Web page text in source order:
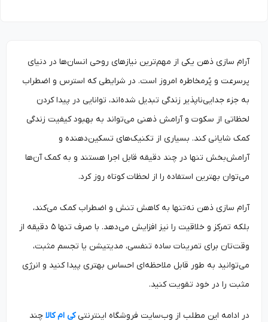
آرام‌ سازی ذهن یکی از مهم‌ترین نیازهای روحی انسان‌ها در دنیای
پرسرعت و پُرمخاطره امروز است. در شرایطی که استرس و اضطراب
به جزء جدایی‌ناپذیر زندگی تبدیل شده‌اند، توانایی در پیدا کردن
لحظاتی از سکوت و آرامش ذهنی می‌تواند به بهبود کیفیت زندگی
کمک شایانی کند. بسیاری از تکنیک‌های تسکین‌دهنده و
آرامش‌بخش تنها در چند دقیقه قابل اجرا هستند و به کمک آن‌ها
می‌توان بهترین استفاده را از لحظات کوتاه روز کرد.
آرام‌ سازی ذهن نه‌تنها به کاهش تنش و اضطراب کمک می‌کند،
بلکه تمرکز و خلاقیت را نیز افزایش می‌دهد. با صرف تنها ۵ دقیقه از
وقت‌تان برای تمرینات ساده تنفسی، مدیتیشن یا تجسم مثبت،
می‌توانید به طور قابل ملاحظه‌ای احساس بهتری پیدا کنید و انرژی
مثبت را در خود تقویت کنید.
در ادامه این مطلب از وب‌سایت‌ فروشگاه اینترنتیکی ام کالاچند